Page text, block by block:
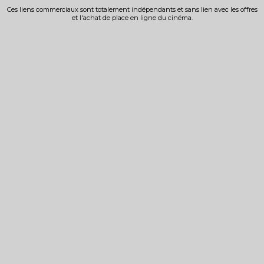
Ces liens commerciaux sont totalement indépendants et sans lien avec les offres
et l'achat de place en ligne du cinéma.